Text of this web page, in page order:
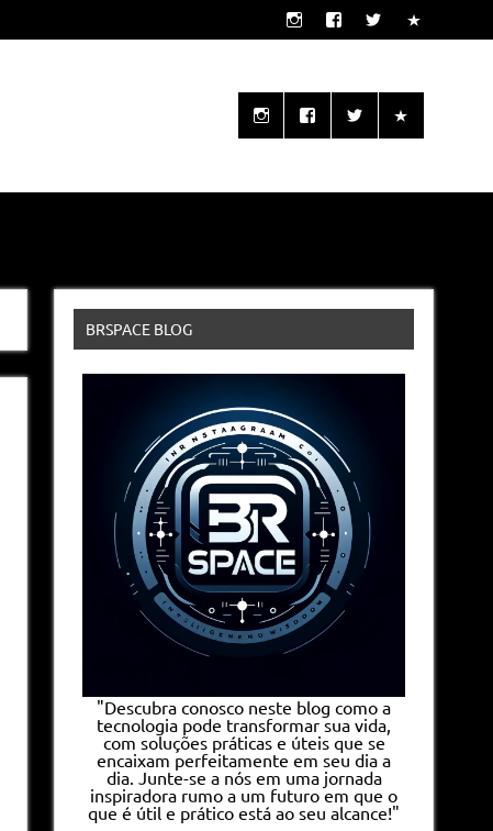
BRSPACE BLOG
"Descubra conosco neste blog como a
tecnologia pode transformar sua vida,
com soluções práticas e úteis que se
encaixam perfeitamente em seu dia a
dia. Junte-se a nós em uma jornada
inspiradora rumo a um futuro em que o
que é útil e prático está ao seu alcance!"